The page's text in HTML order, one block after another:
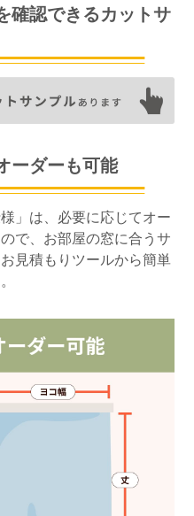
確認できるカットサ
ーダーも可能
」は、必要に応じてオー
で、お部屋の窓に合うサ
見積もりツールから簡単